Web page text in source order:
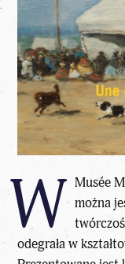
W Musée
można
odegrała w